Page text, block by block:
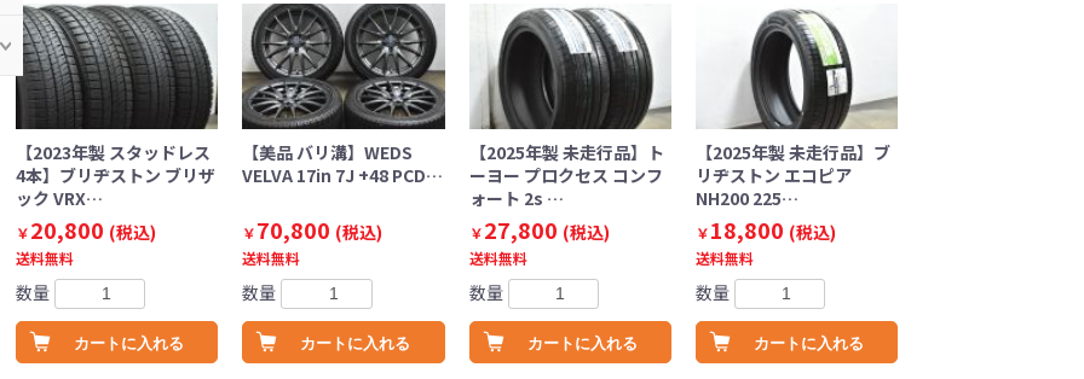
【2023年製 スタッドレス
4本】ブリヂストン ブリザ
ック VRX…
￥20,800 (税込)
送料無料
数量
カートに入れる
【美品 バリ溝】WEDS
VELVA 17in 7J +48 PCD…
￥70,800 (税込)
送料無料
数量
カートに入れる
【2025年製 未走行品】ト
ーヨー プロクセス コンフ
ォート 2s …
￥27,800 (税込)
送料無料
数量
カートに入れる
【2025年製 未走行品】ブ
リヂストン エコピア
NH200 225…
￥18,800 (税込)
送料無料
数量
カートに入れる